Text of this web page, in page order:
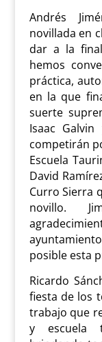
Andrés
novillada en
dar a la
hemos
práctica,
en la que
suerte
Isaac
competirán
Escuela
David
Curro Sierra
novillo.
posible esta
Ricardo
fiesta de los
trabajo que
y escuela